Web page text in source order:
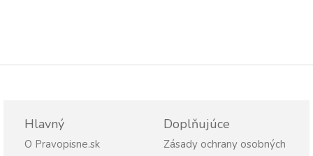
Hlavný
O Pravopisne.sk
Doplňujúce
Zásady ochrany osobných